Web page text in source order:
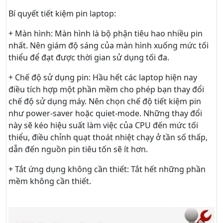
Bí quyết tiết kiệm pin laptop:
+ Màn hình: Màn hình là bộ phận tiêu hao nhiều pin
nhất. Nên giám độ sáng của màn hình xuống mức tối
thiểu để đạt được thời gian sử dụng tối đa.
+ Chế độ sử dụng pin: Hầu hết các laptop hiện nay
điều tích hợp một phần mềm cho phép bạn thay đổi
chế độ sử dụng máy. Nên chọn chế độ tiết kiệm pin
như power-saver hoặc quiet-mode. Những thay đổi
này sẽ kéo hiệu suất làm việc của CPU đến mức tối
thiểu, điều chỉnh quạt thoát nhiệt chạy ở tần số thấp,
dẫn đến nguồn pin tiêu tốn sẽ ít hơn.
+ Tắt ứng dụng không cần thiết: Tắt hết những phần
mềm không cần thiết.